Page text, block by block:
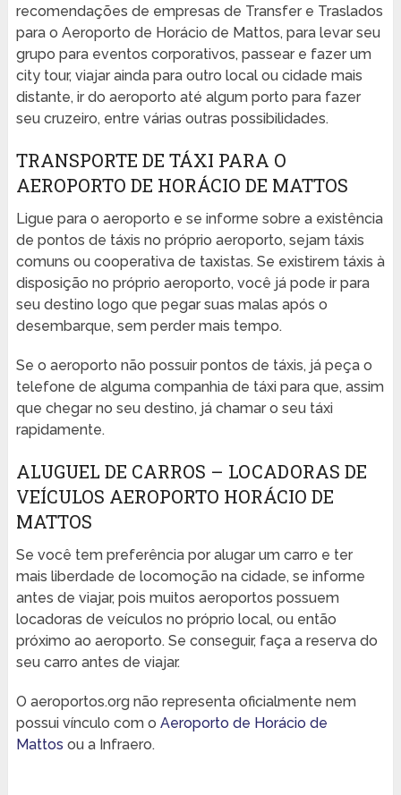
recomendações de empresas de Transfer e Traslados
para o Aeroporto de Horácio de Mattos, para levar seu
grupo para eventos corporativos, passear e fazer um
city tour, viajar ainda para outro local ou cidade mais
distante, ir do aeroporto até algum porto para fazer
seu cruzeiro, entre várias outras possibilidades.
TRANSPORTE DE TÁXI PARA O
AEROPORTO DE HORÁCIO DE MATTOS
Ligue para o aeroporto e se informe sobre a existência
de pontos de táxis no próprio aeroporto, sejam táxis
comuns ou cooperativa de taxistas. Se existirem táxis à
disposição no próprio aeroporto, você já pode ir para
seu destino logo que pegar suas malas após o
desembarque, sem perder mais tempo.
Se o aeroporto não possuir pontos de táxis, já peça o
telefone de alguma companhia de táxi para que, assim
que chegar no seu destino, já chamar o seu táxi
rapidamente.
ALUGUEL DE CARROS – LOCADORAS DE
VEÍCULOS AEROPORTO HORÁCIO DE
MATTOS
Se você tem preferência por alugar um carro e ter
mais liberdade de locomoção na cidade, se informe
antes de viajar, pois muitos aeroportos possuem
locadoras de veículos no próprio local, ou então
próximo ao aeroporto. Se conseguir, faça a reserva do
seu carro antes de viajar.
O aeroportos.org não representa oficialmente nem
possui vínculo com o Aeroporto de Horácio de
Mattos ou a Infraero.